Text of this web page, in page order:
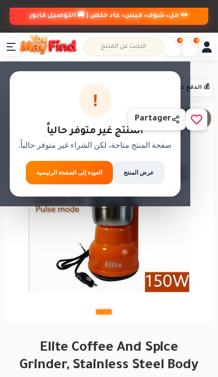
👀 حل، شوف، قيس، عاد خلص | 🚚 التوصيل فابور
!
المنتج غير متوفر حالياً
صفحة المنتج متاحة، لكن الشراء غير متوفر حالياً.
عرض المنتج العودة إلى الصفحة الرئيسية
Elite Coffee And Spice
Grinder, Stainless Steel Body
📦 حل،قلب،عاد خلص 💰 الدفع عند الاستلام
1 / 3
Partager
0 0